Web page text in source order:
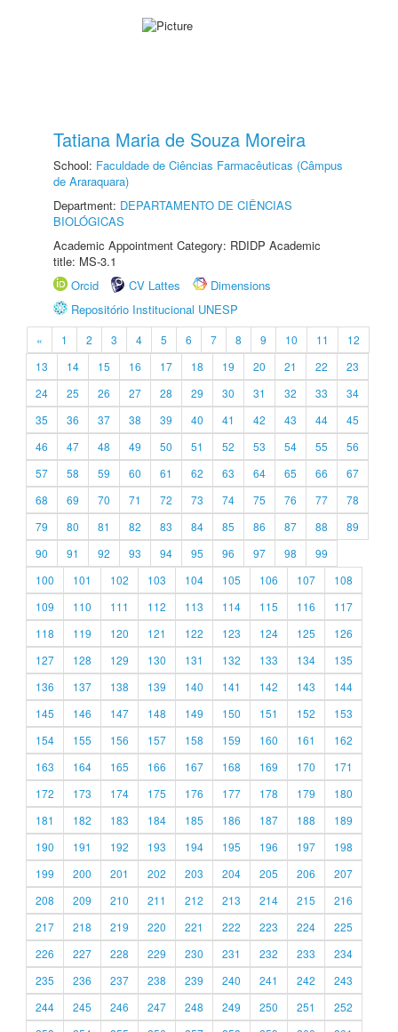
Tatiana Maria de Souza Moreira
School: Faculdade de Ciências Farmacêuticas (Câmpus
de Araraquara)
Department: DEPARTAMENTO DE CIÊNCIAS
BIOLÓGICAS
Academic Appointment Category: RDIDP Academic
title: MS-3.1
Orcid
CV Lattes
Dimensions
Repositório Institucional UNESP
« 1 2 3 4 5 6 7 8 9 10 11
12
13
14 15 16 17 18 19 20 21 22
23
24
25 26 27 28 29 30 31 32 33
34
35
36 37 38 39 40 41 42 43 44
45
46
47 48 49 50 51 52 53 54 55
56
57
58 59 60 61 62 63 64 65 66
67
68
69 70 71 72 73 74 75 76 77
78
79
80 81 82 83 84 85 86 87 88
89
90
91 92 93 94 95 96 97 98
99
100
101 102 103 104 105 106 107
108
109
110 111 112 113 114 115 116
117
118
119 120 121 122 123 124 125
126
127
128 129 130 131 132 133 134
135
136
137 138 139 140 141 142 143
144
145
146 147 148 149 150 151 152
153
154
155 156 157 158 159 160 161
162
163
164 165 166 167 168 169 170
171
172
173 174 175 176 177 178 179
180
181
182 183 184 185 186 187 188
189
190
191 192 193 194 195 196 197
198
199
200 201 202 203 204 205 206
207
208
209 210 211 212 213 214 215
216
217
218 219 220 221 222 223 224
225
226
227 228 229 230 231 232 233
234
235
236 237 238 239 240 241 242
243
244
245 246 247 248 249 250 251
252